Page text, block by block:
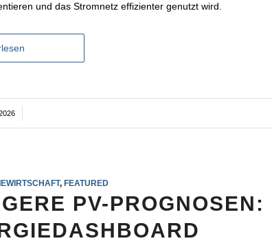
und das Stromnetz effizienter genutzt wird.
, FEATURED
PV-PROGNOSEN: